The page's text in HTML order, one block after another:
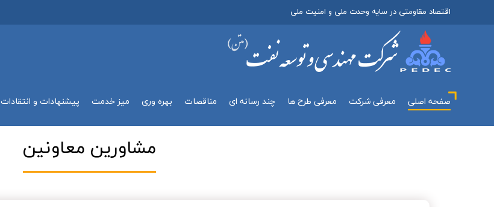
اقتصاد مقاومتی در سایه وحدت ملی و امنیت ملی
صفحه اصلی معرفي شركت معرفی طرح ها چند رسانه اي مناقصات بهره وري میز خدمت پیشنهادات و انتقادات
مشاورين معاونين